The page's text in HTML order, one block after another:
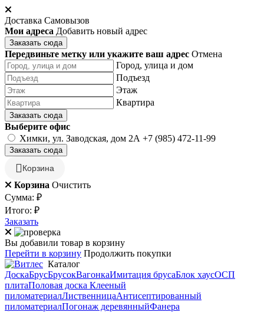
Доставка Самовызов
Мои адреса Добавить новый адрес
Заказать сюда
Передвиньте метку или укажите ваш адрес Отмена
Город, улица и дом
Подъезд
Этаж
Квартира
Заказать сюда
Выберите офис
Химки, ул. Заводская, дом 2А +7 (985) 472-11-99
Заказать сюда
Корзина
Корзина Очистить
Сумма: ₽
Итого: ₽
Заказать
Вы добавили товар в корзину
Перейти в корзину Продолжить покупки
Каталог
ДоскаБрусБрусокВагонкаИмитация брусаБлок хаусОСП
плитаПоловая доска Клееный
пиломатериалЛиственницаАнтисептированный
пиломатериалПогонаж деревянныйФанера